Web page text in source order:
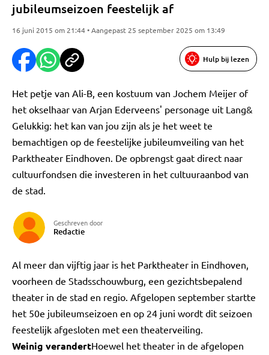
jubileumseizoen feestelijk af
16 juni 2015 om 21:44 • Aangepast 25 september 2025 om 13:49
Hulp bij lezen
Het petje van Ali-B, een kostuum van Jochem Meijer of
het okselhaar van Arjan Ederveens' personage uit Lang&
Gelukkig: het kan van jou zijn als je het weet te
bemachtigen op de feestelijke jubileumveiling van het
Parktheater Eindhoven. De opbrengst gaat direct naar
cultuurfondsen die investeren in het cultuuraanbod van
de stad.
Geschreven door
Redactie
Al meer dan vijftig jaar is het Parktheater in Eindhoven,
voorheen de Stadsschouwburg, een gezichtsbepalend
theater in de stad en regio. Afgelopen september startte
het 50e jubileumseizoen en op 24 juni wordt dit seizoen
feestelijk afgesloten met een theaterveiling.
Weinig verandertHoewel het theater in de afgelopen